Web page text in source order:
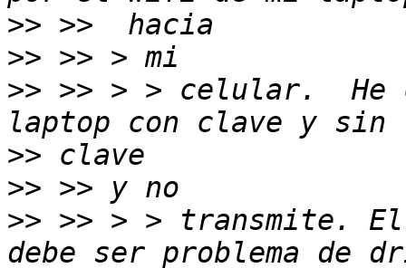
>>
>>
>> >> > > celular.  He
>>
>>
>> >> > > transmite.